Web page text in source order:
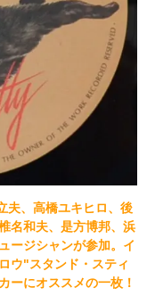
夫、高橋ユキヒロ、後
名和夫、是方博邦、浜
ージシャンが参加。イ
ウ"スタンド・スティ
ーにオススメの一枚！